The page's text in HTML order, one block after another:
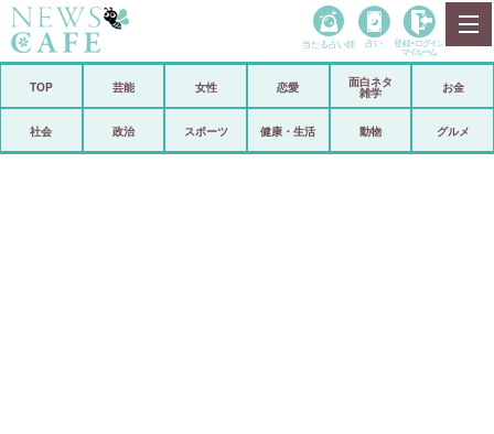
政治
当たる占い師 占い 登録• ログイン
マイルーム
TOP 芸能 女性 恋愛
面白ネタ
雑学
お金
社会 政治 スポーツ 健康・生活 動物 グルメ